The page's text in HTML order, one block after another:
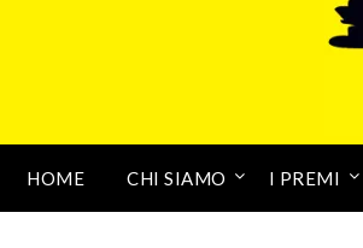
HOME CHI SIAMO I PREMI